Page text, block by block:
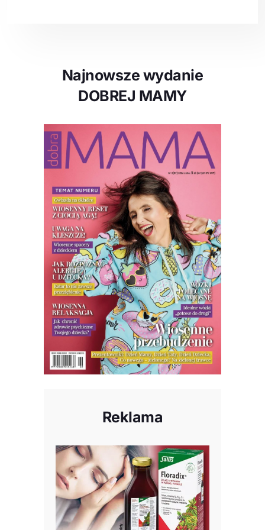
Najnowsze wydanie
DOBREJ MAMY
Reklama